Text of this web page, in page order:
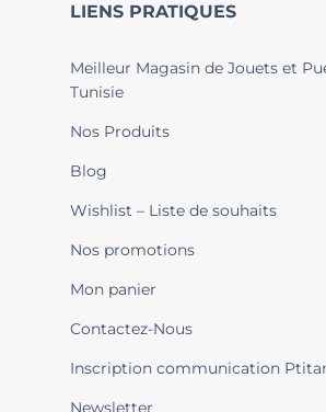
LIENS PRATIQUES
Meilleur Magasin de Jouets et
Tunisie
Nos Produits
Blog
Wishlist – Liste de souhaits
Nos promotions
Mon panier
Contactez-Nous
Inscription communication
Newsletter